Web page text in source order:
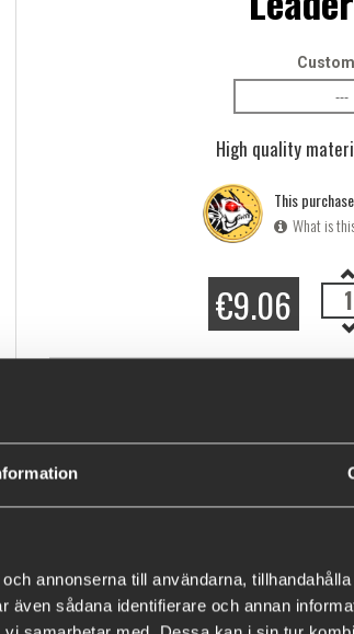
annonserna till användarna,
sådana identifierare och annan
---
High quality
This
What is
€9.06
• Refractive index is close to that of
• Does not absorb water.
fluorine coating for smooth surface
• Made in Japan.